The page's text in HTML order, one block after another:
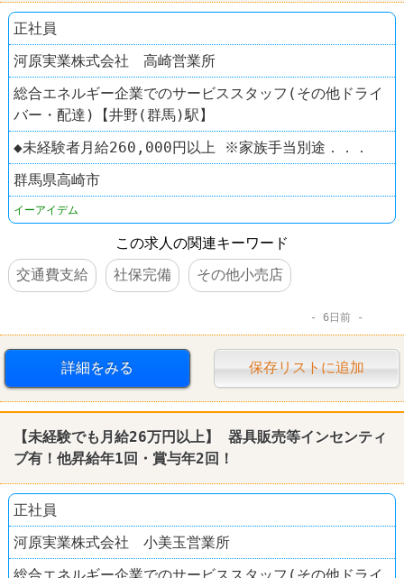
正社員
河原実業株式会社 高崎営業所
総合エネルギー企業でのサービススタッフ(その他ドライ
バー・配達)【井野(群馬)駅】
◆未経験者月給260,000円以上 ※家族手当別途．．．
群馬県高崎市
イーアイデム
この求人の関連キーワード
交通費支給
社保完備 その他小売店
6日前
詳細をみる 保存リストに追加
【未経験でも月給26万円以上】 器具販売等インセンティ
ブ有！他昇給年1回・賞与年2回！
正社員
河原実業株式会社 小美玉営業所
総合エネルギー企業でのサービススタッフ(その他ドライ